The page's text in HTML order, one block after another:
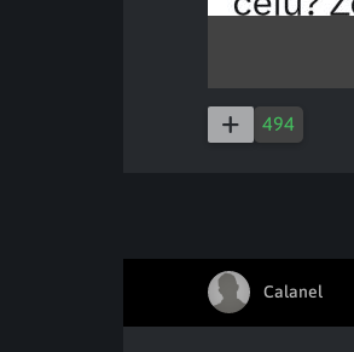
494
Calanel